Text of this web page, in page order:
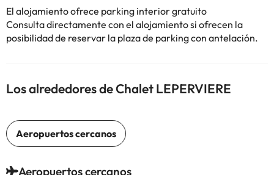
El alojamiento ofrece parking interior gratuito
Consulta directamente con el alojamiento si ofrecen la
posibilidad de reservar la plaza de parking con antelación.
Los alrededores de Chalet LEPERVIERE
Aeropuertos cercanos